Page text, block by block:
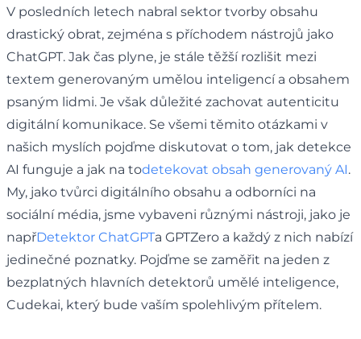
V posledních letech nabral sektor tvorby obsahu
drastický obrat, zejména s příchodem nástrojů jako
ChatGPT. Jak čas plyne, je stále těžší rozlišit mezi
textem generovaným umělou inteligencí a obsahem
psaným lidmi. Je však důležité zachovat autenticitu
digitální komunikace. Se všemi těmito otázkami v
našich myslích pojďme diskutovat o tom, jak detekce
AI funguje a jak na todetekovat obsah generovaný AI.
My, jako tvůrci digitálního obsahu a odborníci na
sociální média, jsme vybaveni různými nástroji, jako je
napřDetektor ChatGPTa GPTZero a každý z nich nabízí
jedinečné poznatky. Pojďme se zaměřit na jeden z
bezplatných hlavních detektorů umělé inteligence,
Cudekai, který bude vaším spolehlivým přítelem.